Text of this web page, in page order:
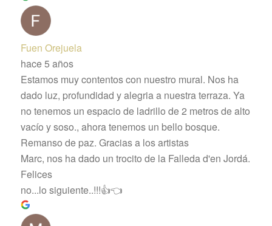
Fuen Orejuela
hace 5 años
Estamos muy contentos con nuestro mural. Nos ha
dado luz, profundidad y alegria a nuestra terraza. Ya
no tenemos un espacio de ladrillo de 2 metros de alto
vacío y soso., ahora tenemos un bello bosque.
Remanso de paz. Gracias a los artistas
Marc, nos ha dado un trocito de la Falleda d'en Jordá.
Felices
no...lo siguiente..!!!👍👈